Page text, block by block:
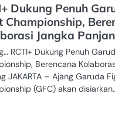
Dukung Penuh
Championship,
Jangka
RCTI+ Dukung Penuh
Berencana
JAKARTA – Ajang Garuda
(GFC) akan